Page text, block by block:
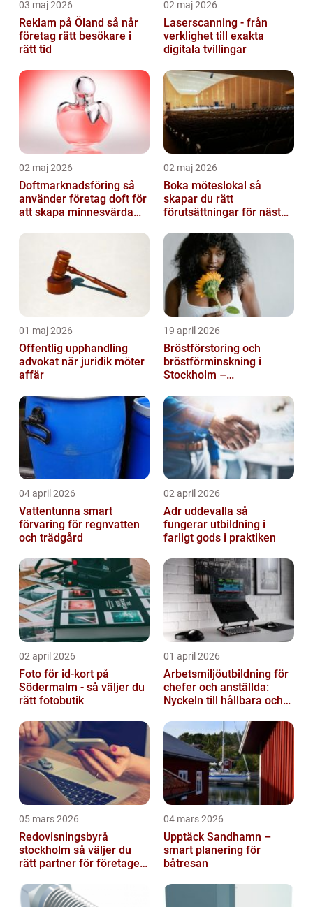
03 maj 2026
Reklam på Öland så når
företag rätt besökare i
rätt tid
02 maj 2026
Laserscanning - från
verklighet till exakta
digitala tvillingar
02 maj 2026
Doftmarknadsföring så
använder företag doft för
att skapa minnesvärda
02 maj 2026
Boka möteslokal så
skapar du rätt
förutsättningar för nästa
01 maj 2026
Offentlig upphandling
advokat när juridik möter
affär
19 april 2026
Bröstförstoring och
bröstförminskning i
Stockholm –
04 april 2026
Vattentunna smart
förvaring för regnvatten
och trädgård
02 april 2026
Adr uddevalla så
fungerar utbildning i
farligt gods i praktiken
02 april 2026
Foto för id-kort på
Södermalm - så väljer du
rätt fotobutik
01 april 2026
Arbetsmiljöutbildning för
chefer och anställda:
Nyckeln till hållbara och
05 mars 2026
Redovisningsbyrå
stockholm så väljer du
rätt partner för företagets
04 mars 2026
Upptäck Sandhamn –
smart planering för
båtresan